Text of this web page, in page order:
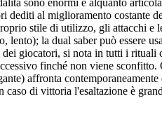
sono enormi e alquanto
dediti al miglioramento costante
stile di utilizzo, gli attacchi
lento); la dual saber può essere
giocatori, si nota in tutti i
finché non viene
affronta
di vittoria l'esaltazione è